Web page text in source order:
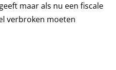
maar als nu een fiscale
verbroken moeten